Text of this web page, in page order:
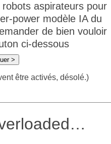
aspirateurs pour
power modèle IA du
de bien vouloir
ci-dessous
>
être activés, désolé.)